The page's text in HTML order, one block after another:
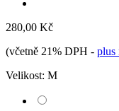
280,00 Kč
(včetně 21% DPH - plus
Velikost: M